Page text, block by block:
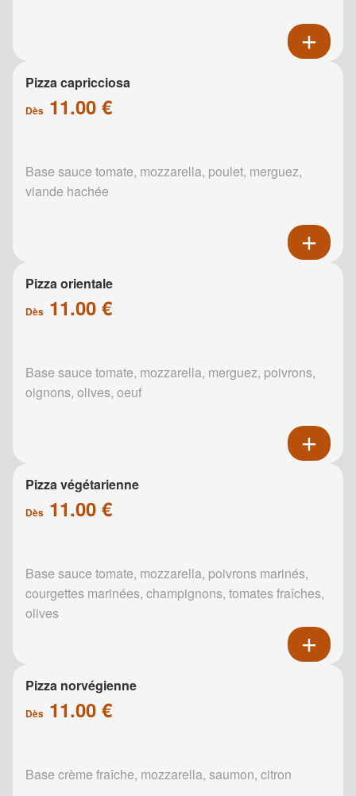
Pizza capricciosa
Dès 11.00 €
Base sauce tomate, mozzarella, poulet, merguez,
viande hachée
Pizza orientale
Dès 11.00 €
Base sauce tomate, mozzarella, merguez, poivrons,
oignons, olives, oeuf
Pizza végétarienne
Dès 11.00 €
Base sauce tomate, mozzarella, poivrons marinés,
courgettes marinées, champignons, tomates fraîches,
olives
Pizza norvégienne
Dès 11.00 €
Base crème fraîche, mozzarella, saumon, citron